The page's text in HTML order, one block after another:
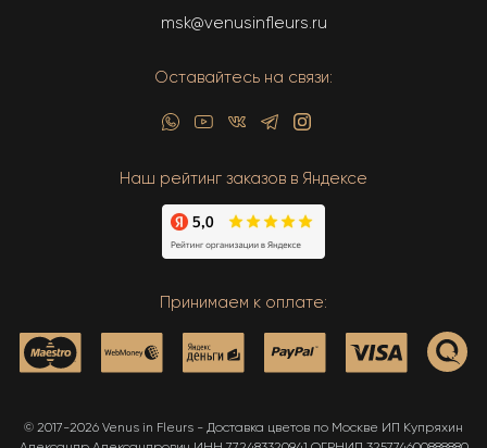
msk@venusinfleurs.ru
Оставайтесь на связи:
Наш рейтинг заказов в Яндексе
Принимаем к оплате:
© 2017-2026 Venus in Fleurs - Доставка цветов по Москве ИП Купряхин